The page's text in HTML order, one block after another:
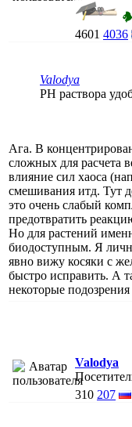
4601 4036
Valodya
PH раствора
Ага. В
сложных для расчета
влияние сил хаоса
смешивания итд. Тут
это очень слабый
предотвратить
Но для растений
биодоступным. Я
явно вижу косяки с
быстро исправить. А
некоторые
Valodya
310 207